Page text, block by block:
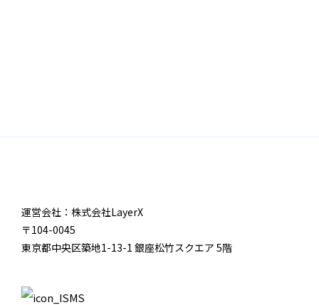
運営会社：株式会社LayerX
〒104-0045
東京都中央区築地1-13-1 銀座松竹スクエア 5階